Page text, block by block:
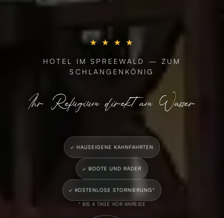
★ ★ ★ ★
HOTEL IM SPREEWALD — ZUM
SCHLANGENKÖNIG
Ihr Refugium direkt am Wasser
✓ HAUSEIGENE KAHNFAHRTEN
✓ BOOTE UND RÄDER
✓ KOSTENLOSE STORNIERUNG*
* BIS 4 TAGE VOR ANREISE